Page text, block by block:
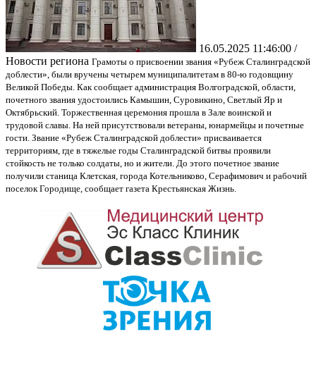
16.05.2025 11:46:00 /
Новости региона Грамоты о присвоении звания «Рубеж Сталинградской
доблести», были вручены четырем муниципалитетам в 80-ю годовщину
Великой Победы. Как сообщает администрация Волгоградской, области,
почетного звания удостоились Камышин, Суровикино, Светлый Яр и
Октябрьский. Торжественная церемония прошла в Зале воинской и
трудовой славы. На ней присутствовали ветераны, юнармейцы и почетные
гости. Звание «Рубеж Сталинградской доблести» присваивается
территориям, где в тяжелые годы Сталинградской битвы проявили
стойкость не только солдаты, но и жители. До этого почетное звание
получили станица Клетская, города Котельниково, Серафимович и рабочий
поселок Городище, сообщает газета Крестьянская Жизнь.